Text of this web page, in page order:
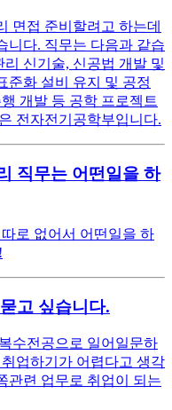
면접 준비할려고 하는데
니다. 직무는 다음과 같습
신기술, 신공법 개발 및
준화 설비 유지 및 공정
개발 등 공학 프로젝트
전자전기공학부입니다.
직무는 어떤일을 하
로 없어서 어떤일을 하
고 싶습니다.
수전공으로 일어일문하
업하기가 어렵다고 생각
관련 업무로 취업이 되는